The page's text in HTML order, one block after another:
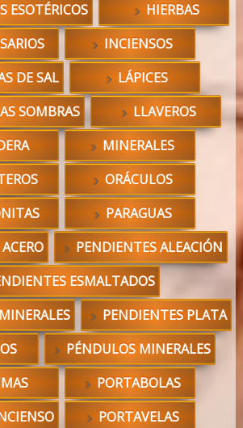
ESOTÉRICOS
HIERBAS
INCIENSOS
DE SAL
LÁPICES
SOMBRAS
LLAVEROS
MINERALES
ORÁCULOS
PARAGUAS
PENDIENTES ALEACIÓN
ESMALTADOS
PENDIENTES PLATA
PÉNDULOS MINERALES
PORTABOLAS
PORTAVELAS